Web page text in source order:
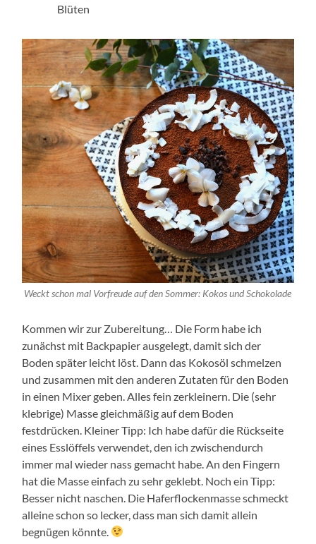
Blüten
Weckt schon mal Vorfreude auf den Sommer: Kokos und Schokolade
Kommen wir zur Zubereitung… Die Form habe ich
zunächst mit Backpapier ausgelegt, damit sich der
Boden später leicht löst. Dann das Kokosöl schmelzen
und zusammen mit den anderen Zutaten für den Boden
in einen Mixer geben. Alles fein zerkleinern. Die (sehr
klebrige) Masse gleichmäßig auf dem Boden
festdrücken. Kleiner Tipp: Ich habe dafür die Rückseite
eines Esslöffels verwendet, den ich zwischendurch
immer mal wieder nass gemacht habe. An den Fingern
hat die Masse einfach zu sehr geklebt. Noch ein Tipp:
Besser nicht naschen. Die Haferflockenmasse schmeckt
alleine schon so lecker, dass man sich damit allein
begnügen könnte.